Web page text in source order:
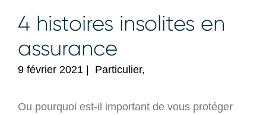
4 histoires insolites en
assurance
9 février 2021 Particulier,
Ou pourquoi est-il important de vous protéger